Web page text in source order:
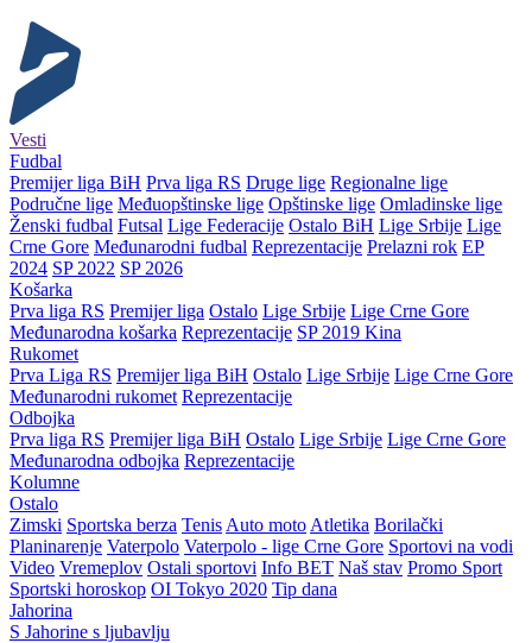
Vesti
Fudbal
Premijer liga BiH Prva liga RS Druge lige Regionalne lige
Područne lige Međuopštinske lige Opštinske lige Omladinske lige
Ženski fudbal Futsal Lige Federacije Ostalo BiH Lige Srbije Lige
Crne Gore Međunarodni fudbal Reprezentacije Prelazni rok EP
2024 SP 2022 SP 2026
Košarka
Prva liga RS Premijer liga Ostalo Lige Srbije Lige Crne Gore
Međunarodna košarka Reprezentacije SP 2019 Kina
Rukomet
Prva Liga RS Premijer liga BiH Ostalo Lige Srbije Lige Crne Gore
Međunarodni rukomet Reprezentacije
Odbojka
Prva liga RS Premijer liga BiH Ostalo Lige Srbije Lige Crne Gore
Međunarodna odbojka Reprezentacije
Kolumne
Ostalo
Zimski Sportska berza Tenis Auto moto Atletika Borilački
Planinarenje Vaterpolo Vaterpolo - lige Crne Gore Sportovi na vodi
Video Vremeplov Ostali sportovi Info BET Naš stav Promo Sport
Sportski horoskop OI Tokyo 2020 Tip dana
Jahorina
S Jahorine s ljubavlju